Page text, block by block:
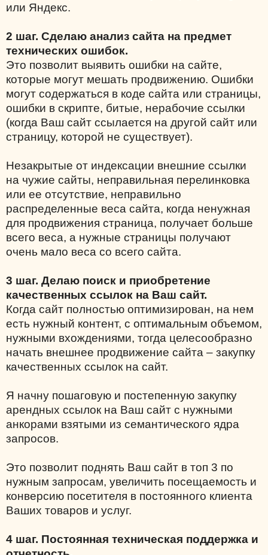
или Яндекс.
2 шаг. Сделаю анализ сайта на предмет
технических ошибок.
Это позволит выявить ошибки на сайте,
которые могут мешать продвижению. Ошибки
могут содержаться в коде сайта или страницы,
ошибки в скрипте, битые, нерабочие ссылки
(когда Ваш сайт ссылается на другой сайт или
страницу, которой не существует).
Незакрытые от индексации внешние ссылки
на чужие сайты, неправильная перелинковка
или ее отсутствие, неправильно
распределенные веса сайта, когда ненужная
для продвижения страница, получает больше
всего веса, а нужные страницы получают
очень мало веса со всего сайта.
3 шаг. Делаю поиск и приобретение
качественных ссылок на Ваш сайт.
Когда сайт полностью оптимизирован, на нем
есть нужный контент, с оптимальным объемом,
нужными вхождениями, тогда целесообразно
начать внешнее продвижение сайта – закупку
качественных ссылок на сайт.
Я начну пошаговую и постепенную закупку
арендных ссылок на Ваш сайт с нужными
анкорами взятыми из семантического ядра
запросов.
Это позволит поднять Ваш сайт в топ 3 по
нужным запросам, увеличить посещаемость и
конверсию посетителя в постоянного клиента
Ваших товаров и услуг.
4 шаг. Постоянная техническая поддержка и